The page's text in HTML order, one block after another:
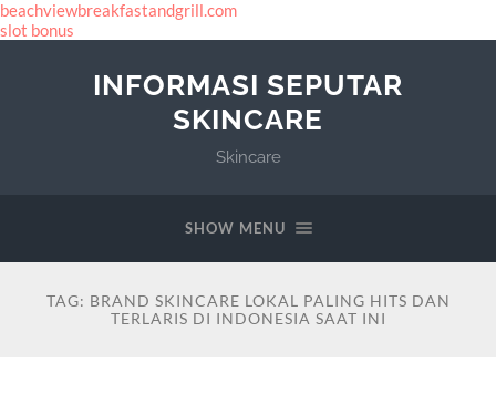
beachviewbreakfastandgrill.com
slot bonus
INFORMASI SEPUTAR
SKINCARE
Skincare
SHOW MENU
TAG: BRAND SKINCARE LOKAL PALING HITS DAN
TERLARIS DI INDONESIA SAAT INI